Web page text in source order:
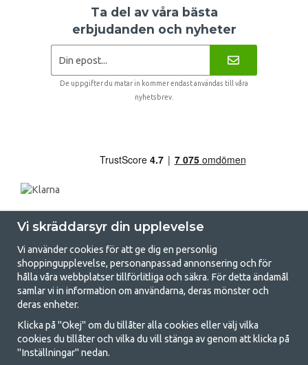
Ta del av våra bästa
erbjudanden och nyheter
De uppgifter du matar in kommer endast användas till våra
nyhetsbrev.
GetCamping.se - Din butik för camping
och uteliv
Att campa kan antingen vara en livsstil eller ett sätt att samla familjen
för ett gemensamt äventyr. Oavsett vilken kategori du tillhör hittar du
Vi skräddarsyr din upplevelse
Vi använder cookies för att ge dig en personlig
shoppingupplevelse, personanpassad annonsering och för
hålla våra webbplatser tillförlitliga och säkra. För detta ändamål
samlar vi in information om användarna, deras mönster och
deras enheter.
Klicka på "Okej" om du tillåter alla cookies eller välj vilka
cookies du tillåter och vilka du vill stänga av genom att klicka på
"Inställningar" nedan.